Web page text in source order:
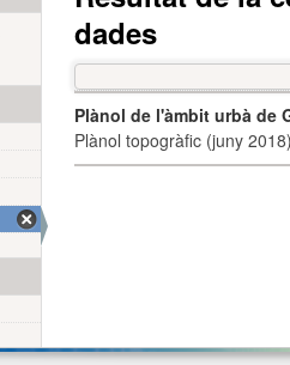
dades
Plànol de l'àmbit urbà de
Plànol topogràfic (juny